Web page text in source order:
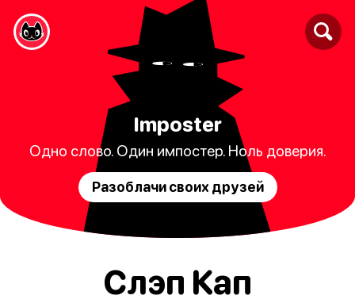
Imposter
Одно слово. Один импостер. Ноль доверия.
Разоблачи своих друзей
Слэп Кап